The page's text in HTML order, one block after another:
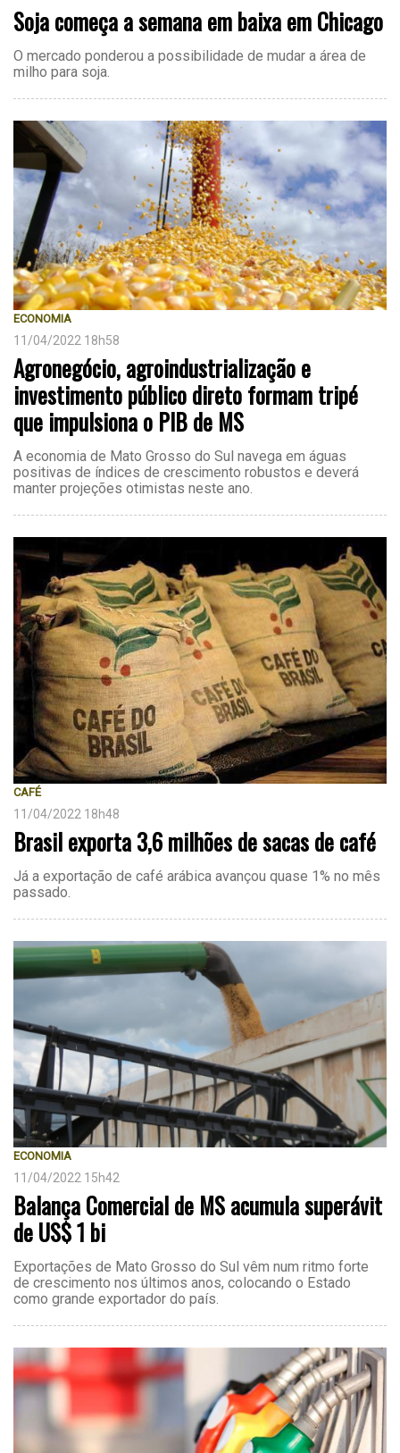
Soja começa a semana em baixa em Chicago
O mercado ponderou a possibilidade de mudar a área de
milho para soja.
ECONOMIA
11/04/2022 18h58
Agronegócio, agroindustrialização e
investimento público direto formam tripé
que impulsiona o PIB de MS
A economia de Mato Grosso do Sul navega em águas
positivas de índices de crescimento robustos e deverá
manter projeções otimistas neste ano.
CAFÉ
11/04/2022 18h48
Brasil exporta 3,6 milhões de sacas de café
Já a exportação de café arábica avançou quase 1% no mês
passado.
ECONOMIA
11/04/2022 15h42
Balança Comercial de MS acumula superávit
de US$ 1 bi
Exportações de Mato Grosso do Sul vêm num ritmo forte
de crescimento nos últimos anos, colocando o Estado
como grande exportador do país.